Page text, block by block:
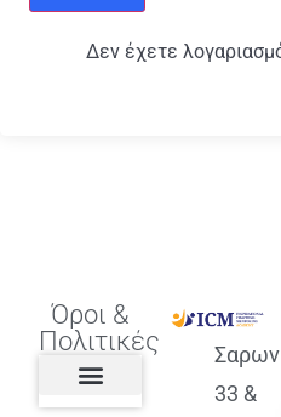
Δεν έχετε
Όροι &
Πολιτικές
33 &